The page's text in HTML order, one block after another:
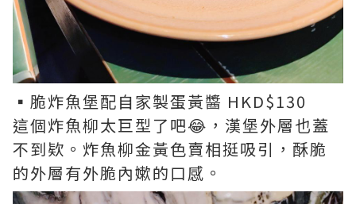
▪︎脆炸魚堡配自家製蛋黃醬 HKD$130
這個炸魚柳太巨型了吧😂，漢堡外層也蓋
不到欵。炸魚柳金黃色賣相挺吸引，酥脆
的外層有外脆內嫰的口感。